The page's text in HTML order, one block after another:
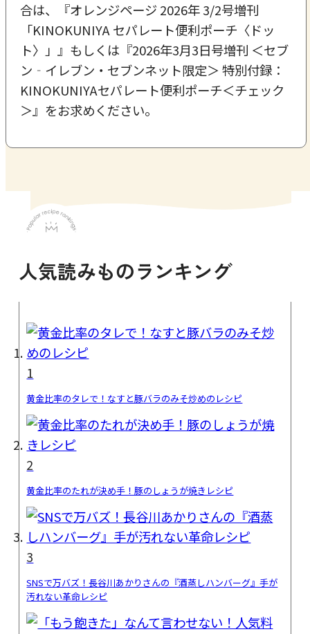
合は、『オレンジページ 2026年 3/2号増刊
「KINOKUNIYA セパレート便利ポーチ〈ドッ
ト〉」』もしくは『2026年3月3日号増刊 ＜セブ
ン‐イレブン・セブンネット限定＞ 特別付録：
KINOKUNIYAセパレート便利ポーチ＜チェック
＞』をお求めください。
人気読みものランキング
1
黄金比率のタレで！なすと豚バラのみそ炒めのレシピ
2
黄金比率のたれが決め手！豚のしょうが焼きレシピ
3
SNSで万バズ！長谷川あかりさんの『酒蒸しハンバーグ』手が
汚れない革命レシピ